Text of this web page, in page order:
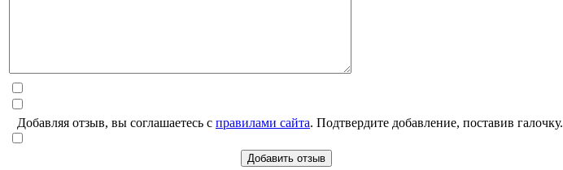
Добавляя отзыв, вы соглашаетесь с правилами сайта. Подтвердите добавление, поставив галочку.
Добавить отзыв